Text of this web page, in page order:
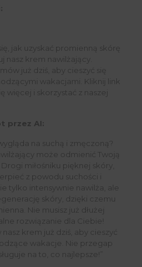
jak uzyskać promienną skórę
nasz krem nawilżający.
już dziś, aby cieszyć się
wakacjami. Kliknij link
więcej i skorzystać z naszej
przez AI:
na suchą i zmęczoną?
może odmienić Twoją
miłośniku pięknej skóry,
z powodu suchości i
tylko intensywnie nawilża, ale
skóry, dzięki czemu
Nie musisz już dłużej
rozwiązanie dla Ciebie!
krem już dziś, aby cieszyć
wakacje. Nie przegap
na to, co najlepsze!”